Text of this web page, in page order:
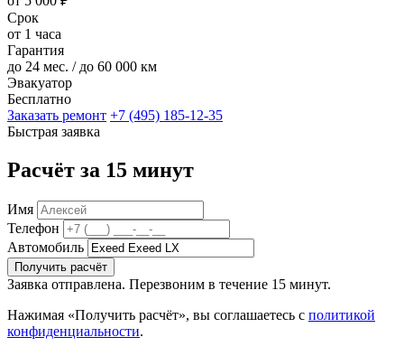
Срок
от 1 часа
Гарантия
до 24 мес. / до 60 000 км
Эвакуатор
Бесплатно
Заказать ремонт +7 (495) 185-12-35
Быстрая заявка
Расчёт за 15 минут
Имя
Телефон
Автомобиль
Получить расчёт
Заявка отправлена. Перезвоним в течение 15 минут.
Нажимая «Получить расчёт», вы соглашаетесь с политикой
конфиденциальности.